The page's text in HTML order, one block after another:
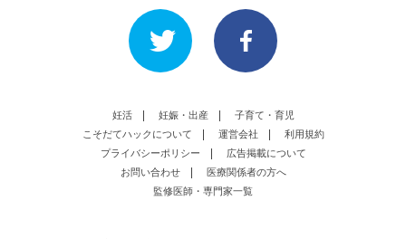
妊活 妊娠・出産
子育て・育児
こそだてハックについて
運営会社
利用規約
プライバシーポリシー
広告掲載について
お問い合わせ
医療関係者の方へ
監修医師・専門家一覧